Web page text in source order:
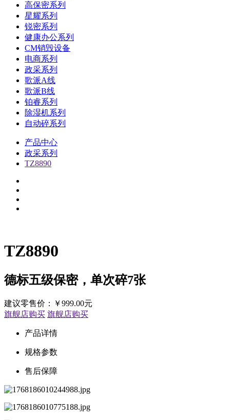
高保密系列
星耀系列
锐密系列
健康办公系列
CM销毁设备
电商系列
政采系列
歌派A线
歌派B线
铂睿系列
除湿机系列
自动碎系列
产品中心
政采系列
TZ8890
TZ8890
德标五级保密，单次碎7张
建议零售价： ￥999.00元
旗舰店购买 旗舰店购买
产品详情
规格参数
售后保障